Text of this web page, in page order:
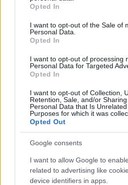
use your data for below specified
consent section.
Opted In
I want to opt-out of the Sale of
Personal Data.
Opted In
I want to opt-out of processing
Personal Data for Targeted
Opted In
I want to opt-out of Collection,
Retention, Sale, and/or
Personal Data that Is
Purposes for which it was
Opted Out
Google consents
I want to allow Google to
related to advertising like
device identifiers in apps.
Ismerje meg
A szerző cikkei
Tananyag